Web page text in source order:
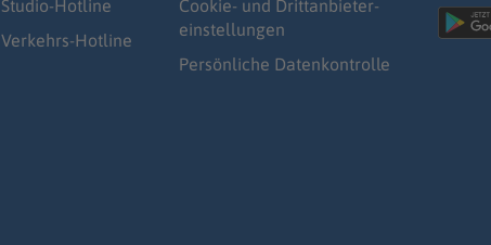
Studio-Hotline
Verkehrs-Hotline
Cookie- und Drittanbieter-
einstellungen
Persönliche Datenkontrolle